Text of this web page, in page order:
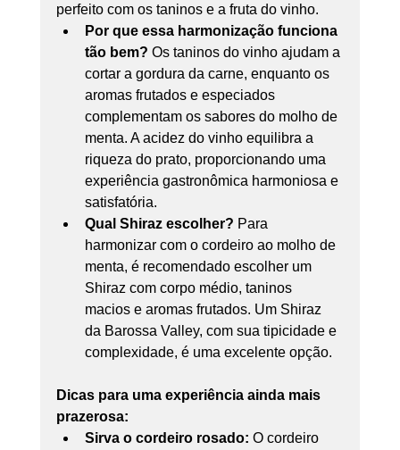
perfeito com os taninos e a fruta do vinho.
Por que essa harmonização funciona
tão bem? Os taninos do vinho ajudam a
cortar a gordura da carne, enquanto os
aromas frutados e especiados
complementam os sabores do molho de
menta. A acidez do vinho equilibra a
riqueza do prato, proporcionando uma
experiência gastronômica harmoniosa e
satisfatória.
Qual Shiraz escolher? Para
harmonizar com o cordeiro ao molho de
menta, é recomendado escolher um
Shiraz com corpo médio, taninos
macios e aromas frutados. Um Shiraz
da Barossa Valley, com sua tipicidade e
complexidade, é uma excelente opção.
Dicas para uma experiência ainda mais
prazerosa:
Sirva o cordeiro rosado: O cordeiro